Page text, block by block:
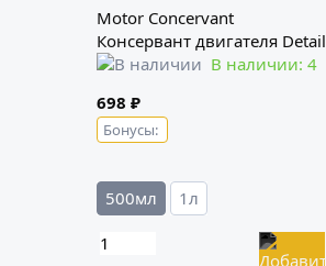
Motor Concervant
Консервант двигателя Detail
В наличии: 4
698 ₽
Бонусы:
500мл 1л